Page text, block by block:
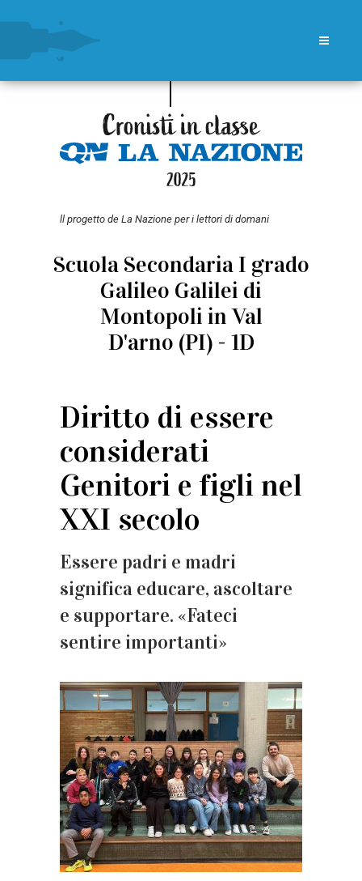
ll progetto de La Nazione per i lettori di domani
Scuola Secondaria I grado
Galileo Galilei di
Montopoli in Val
D'arno (PI) - 1D
Diritto di essere
considerati
Genitori e figli nel
XXI secolo
Essere padri e madri
significa educare, ascoltare
e supportare. «Fateci
sentire importanti»